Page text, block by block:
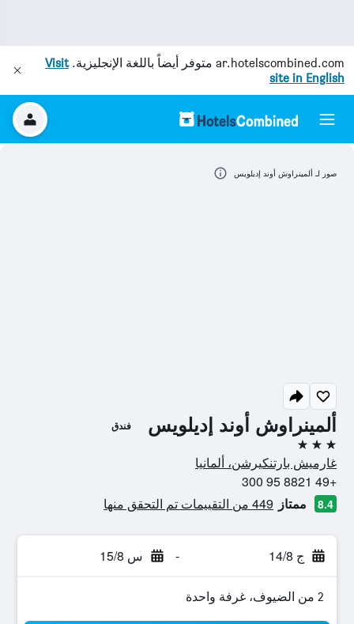
ar.hotelscombined.com متوفر أيضاً باللغة الإنجليزية.Visit
site in English
ألمينراوش أوند إديلويس فندق
3 نجوم
غارميش بارتنكيرشن، ألمانيا
+49 8821 95 300
8.4 ممتاز 449 من التقييمات تم التحقق منها
ج 14/8 - س 15/8
2 من الضيوف، غرفة واحدة
صور لـ ألمينراوش أوند إديلويس